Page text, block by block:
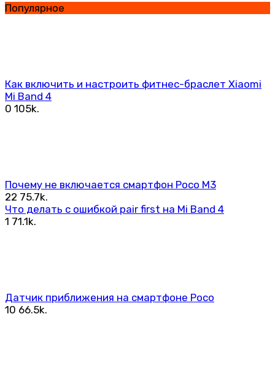
Популярное
Как включить и настроить фитнес-браслет Xiaomi
Mi Band 4
0 105k.
Почему не включается смартфон Poco M3
22 75.7k.
Что делать с ошибкой pair first на Mi Band 4
1 71.1k.
Датчик приближения на смартфоне Poco
10 66.5k.